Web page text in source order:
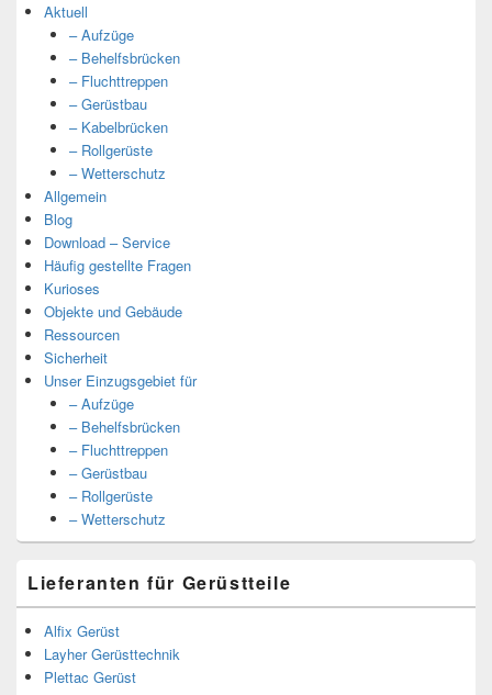
Aktuell
– Aufzüge
– Behelfsbrücken
– Fluchttreppen
– Gerüstbau
– Kabelbrücken
– Rollgerüste
– Wetterschutz
Allgemein
Blog
Download – Service
Häufig gestellte Fragen
Kurioses
Objekte und Gebäude
Ressourcen
Sicherheit
Unser Einzugsgebiet für
– Aufzüge
– Behelfsbrücken
– Fluchttreppen
– Gerüstbau
– Rollgerüste
– Wetterschutz
Lieferanten für Gerüstteile
Alfix Gerüst
Layher Gerüsttechnik
Plettac Gerüst